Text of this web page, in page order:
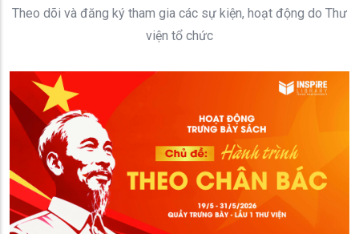
Theo dõi và đăng ký tham gia các sự kiện, hoạt động do Thư
viện tổ chức